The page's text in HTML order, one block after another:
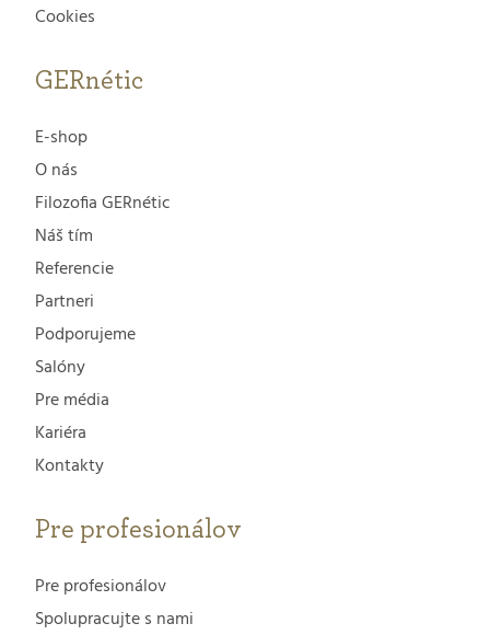
Cookies
GERnétic
E-shop
O nás
Filozofia GERnétic
Náš tím
Referencie
Partneri
Podporujeme
Salóny
Pre média
Kariéra
Kontakty
Pre profesionálov
Pre profesionálov
Spolupracujte s nami